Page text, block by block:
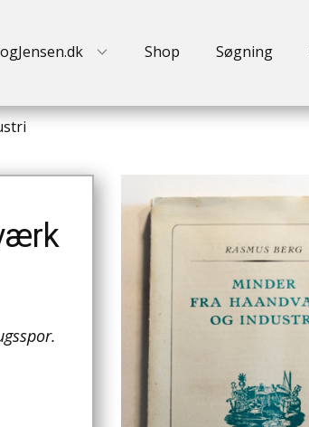
Shop Søgning